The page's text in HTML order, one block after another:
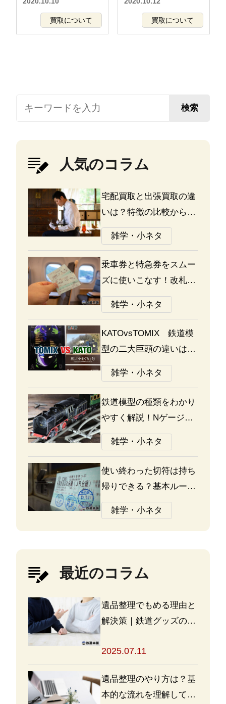
買取について 買取について
検索
人気のコラム
宅配買取と出張買取の違
いは？特徴の比較から探
る選び方のポイント
雑学・小ネタ
乗車券と特急券をスムー
ズに使いこなす！改札の
通り方ガイド
雑学・小ネタ
KATOvsTOMIX 鉄道模
型の二大巨頭の違いは何
か？あなたはどっち派？
雑学・小ネタ
鉄道模型の種類をわかり
やすく解説！Nゲージ、
Oゲージ、Zゲージなど
の違いについて
雑学・小ネタ
使い終わった切符は持ち
帰りできる？基本ルール
と注意点
雑学・小ネタ
最近のコラム
遺品整理でもめる理由と
解決策｜鉄道グッズの整
2025.07.11
遺品整理のやり方は？基
本的な流れを理解して買